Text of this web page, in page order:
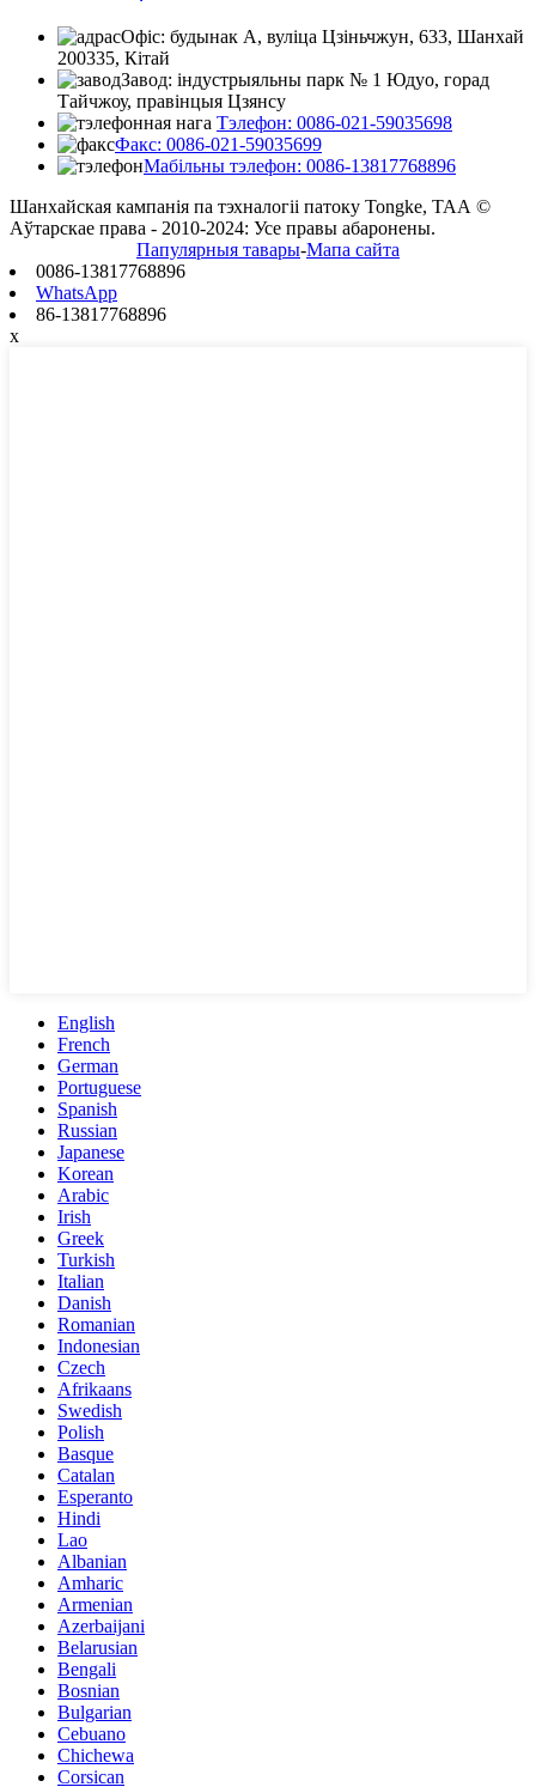
Офіс: будынак А, вуліца Цзіньчжун, 633, Шанхай
200335, Кітай
Завод: індустрыяльны парк № 1 Юдуо, горад
Тайчжоу, правінцыя Цзянсу
Тэлефон: 0086-021-59035698
Факс: 0086-021-59035699
Мабільны тэлефон: 0086-13817768896
Шанхайская кампанія па тэхналогіі патоку Tongke, ТАА ©
Аўтарскае права - 2010-2024: Усе правы абаронены.
Папулярныя тавары-Мапа сайта
0086-13817768896
WhatsApp
86-13817768896
x
English
French
German
Portuguese
Spanish
Russian
Japanese
Korean
Arabic
Irish
Greek
Turkish
Italian
Danish
Romanian
Indonesian
Czech
Afrikaans
Swedish
Polish
Basque
Catalan
Esperanto
Hindi
Lao
Albanian
Amharic
Armenian
Azerbaijani
Belarusian
Bengali
Bosnian
Bulgarian
Cebuano
Chichewa
Corsican